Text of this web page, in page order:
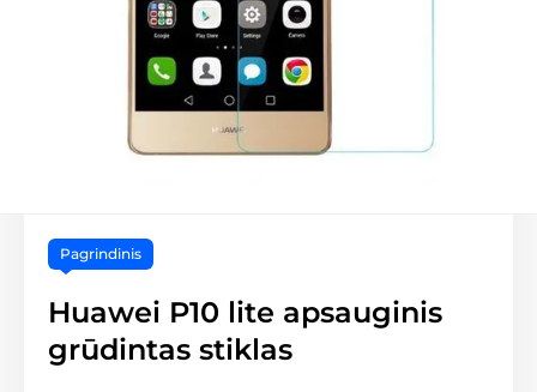
Pagrindinis
Huawei P10 lite apsauginis
grūdintas stiklas